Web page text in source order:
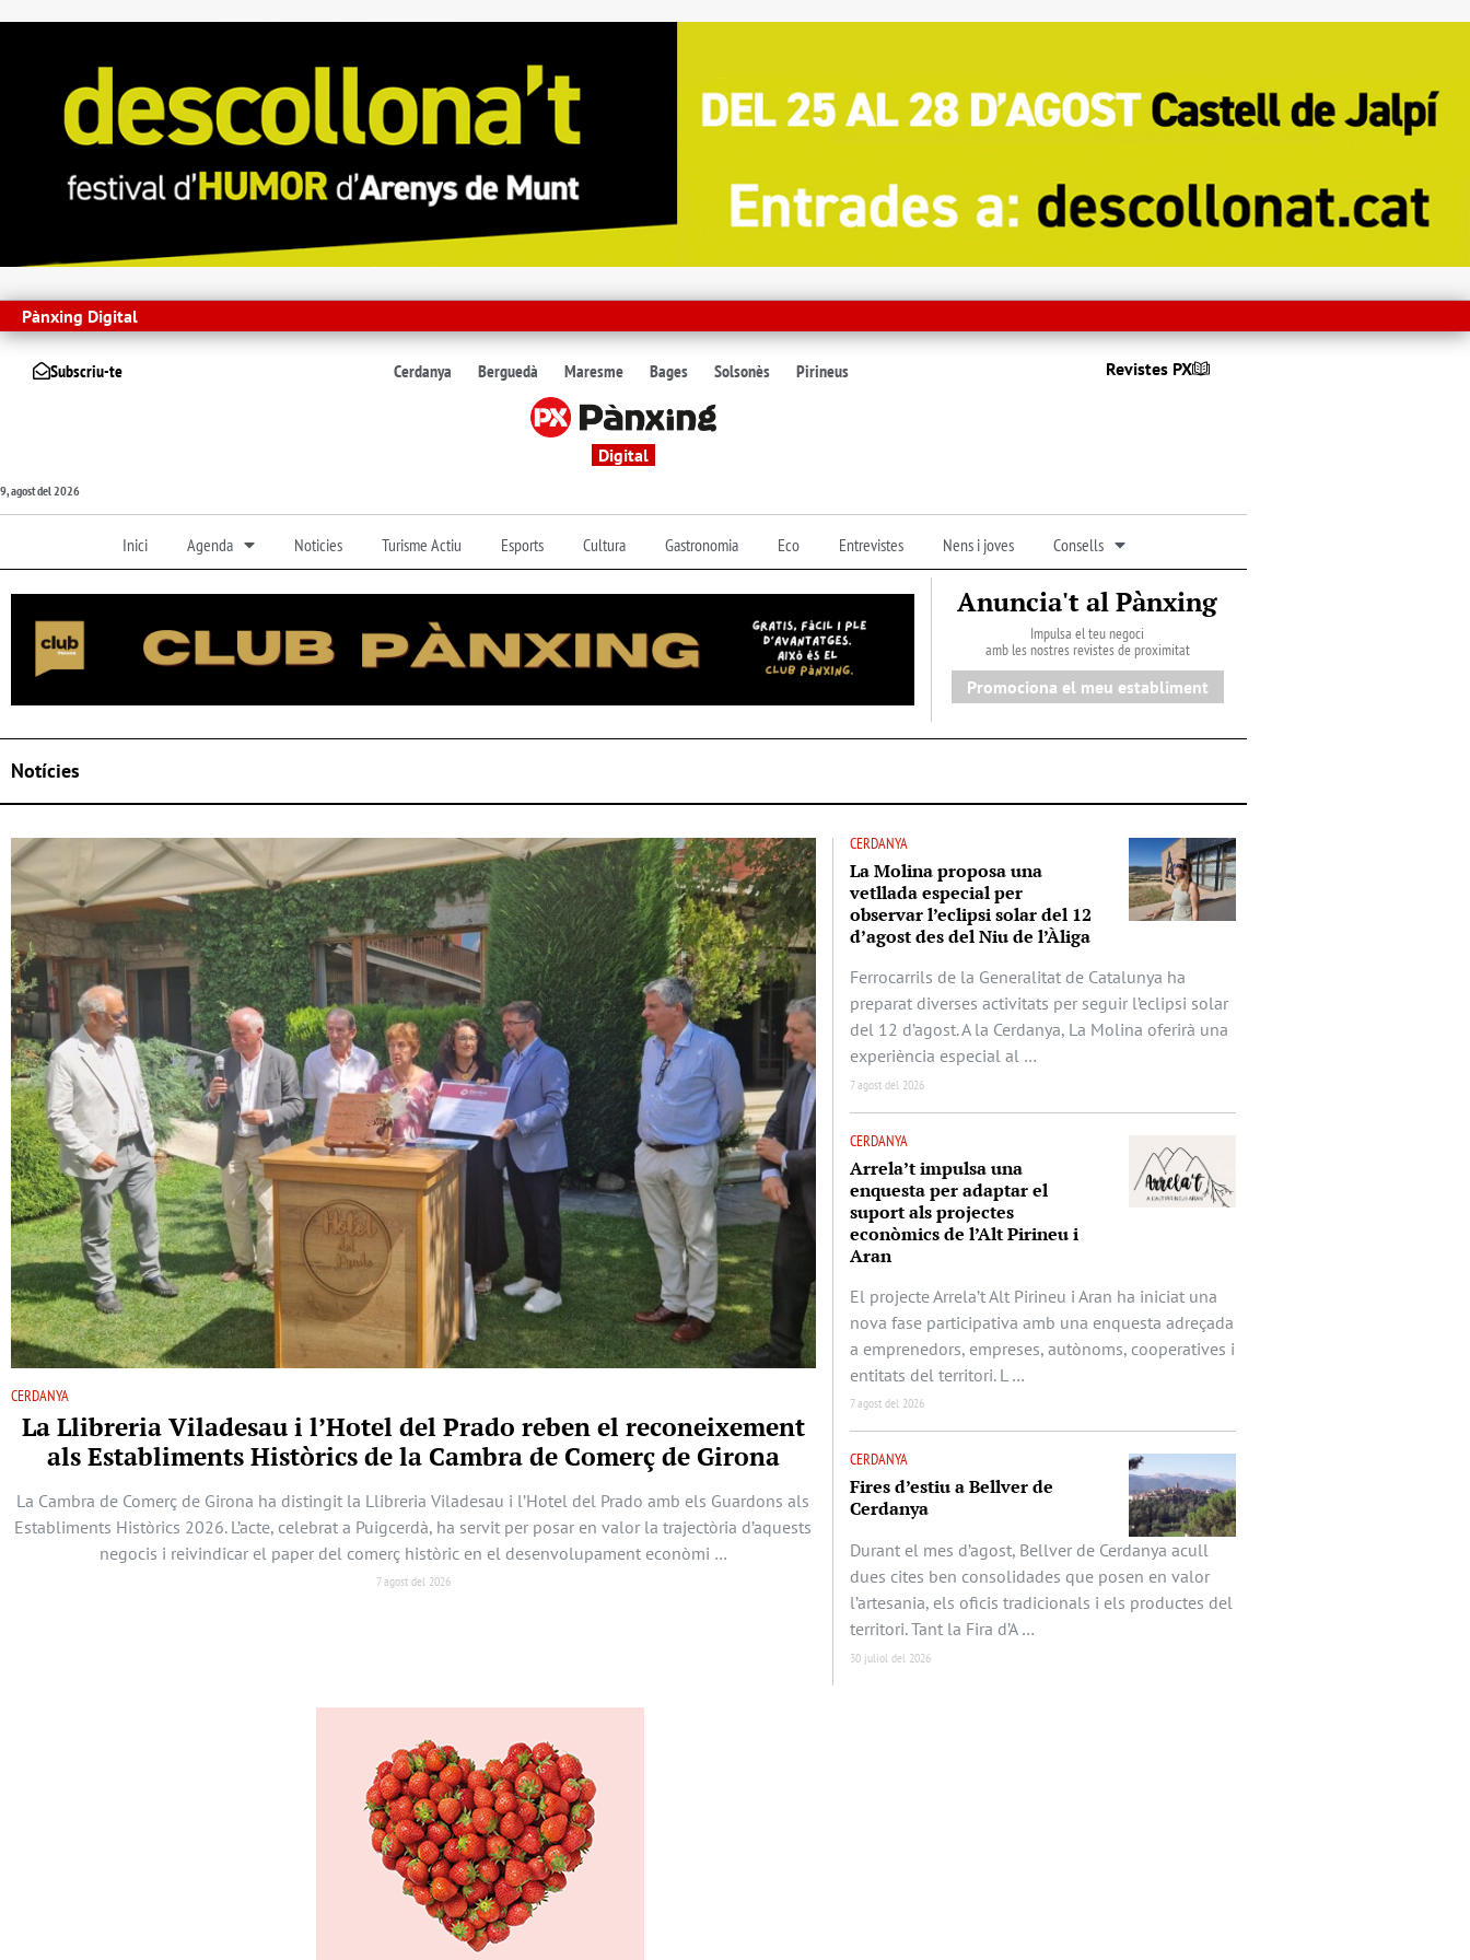
Pànxing Digital
Subscriu-te Cerdanya Berguedà Maresme Bages Solsonès Pirineus Revistes PX
Digital
9, agost del 2026
Inici Agenda Noticies Turisme Actiu Esports Cultura Gastronomia Eco Entrevistes Nens i joves Consells
Anuncia't al Pànxing
Impulsa el teu negoci
amb les nostres revistes de proximitat
Promociona el meu establiment
Notícies
CERDANYA
La Llibreria Viladesau i l’Hotel del Prado reben el reconeixement
als Establiments Històrics de la Cambra de Comerç de Girona
La Cambra de Comerç de Girona ha distingit la Llibreria Viladesau i l’Hotel del Prado amb els Guardons als
Establiments Històrics 2026. L’acte, celebrat a Puigcerdà, ha servit per posar en valor la trajectòria d’aquests
negocis i reivindicar el paper del comerç històric en el desenvolupament econòmi …
7 agost del 2026
CERDANYA
La Molina proposa una
vetllada especial per
observar l’eclipsi solar del 12
d’agost des del Niu de l’Àliga
Ferrocarrils de la Generalitat de Catalunya ha
preparat diverses activitats per seguir l’eclipsi solar
del 12 d’agost. A la Cerdanya, La Molina oferirà una
experiència especial al …
7 agost del 2026
CERDANYA
Arrela’t impulsa una
enquesta per adaptar el
suport als projectes
econòmics de l’Alt Pirineu i
Aran
El projecte Arrela’t Alt Pirineu i Aran ha iniciat una
nova fase participativa amb una enquesta adreçada
a emprenedors, empreses, autònoms, cooperatives i
entitats del territori. L …
7 agost del 2026
CERDANYA
Fires d’estiu a Bellver de
Cerdanya
Durant el mes d’agost, Bellver de Cerdanya acull
dues cites ben consolidades que posen en valor
l’artesania, els oficis tradicionals i els productes del
territori. Tant la Fira d’A …
30 juliol del 2026